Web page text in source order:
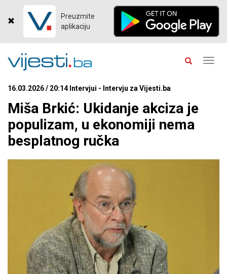
Preuzmite
aplikaciju
16.03.2026 / 20:14 Intervjui - Intervju za Vijesti.ba
Miša Brkić: Ukidanje akciza je
populizam, u ekonomiji nema
besplatnog ručka